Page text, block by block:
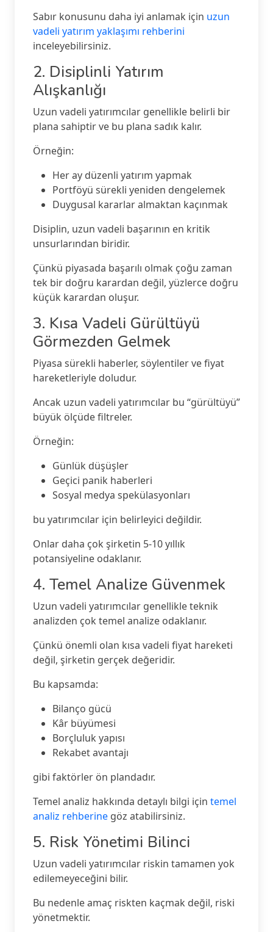
Sabır konusunu daha iyi anlamak için uzun
vadeli yatırım yaklaşımı rehberini
inceleyebilirsiniz.
2. Disiplinli Yatırım
Alışkanlığı
Uzun vadeli yatırımcılar genellikle belirli bir
plana sahiptir ve bu plana sadık kalır.
Örneğin:
Her ay düzenli yatırım yapmak
Portföyü sürekli yeniden dengelemek
Duygusal kararlar almaktan kaçınmak
Disiplin, uzun vadeli başarının en kritik
unsurlarından biridir.
Çünkü piyasada başarılı olmak çoğu zaman
tek bir doğru karardan değil, yüzlerce doğru
küçük karardan oluşur.
3. Kısa Vadeli Gürültüyü
Görmezden Gelmek
Piyasa sürekli haberler, söylentiler ve fiyat
hareketleriyle doludur.
Ancak uzun vadeli yatırımcılar bu “gürültüyü”
büyük ölçüde filtreler.
Örneğin:
Günlük düşüşler
Geçici panik haberleri
Sosyal medya spekülasyonları
bu yatırımcılar için belirleyici değildir.
Onlar daha çok şirketin 5-10 yıllık
potansiyeline odaklanır.
4. Temel Analize Güvenmek
Uzun vadeli yatırımcılar genellikle teknik
analizden çok temel analize odaklanır.
Çünkü önemli olan kısa vadeli fiyat hareketi
değil, şirketin gerçek değeridir.
Bu kapsamda:
Bilanço gücü
Kâr büyümesi
Borçluluk yapısı
Rekabet avantajı
gibi faktörler ön plandadır.
Temel analiz hakkında detaylı bilgi için temel
analiz rehberine göz atabilirsiniz.
5. Risk Yönetimi Bilinci
Uzun vadeli yatırımcılar riskin tamamen yok
edilemeyeceğini bilir.
Bu nedenle amaç riskten kaçmak değil, riski
yönetmektir.